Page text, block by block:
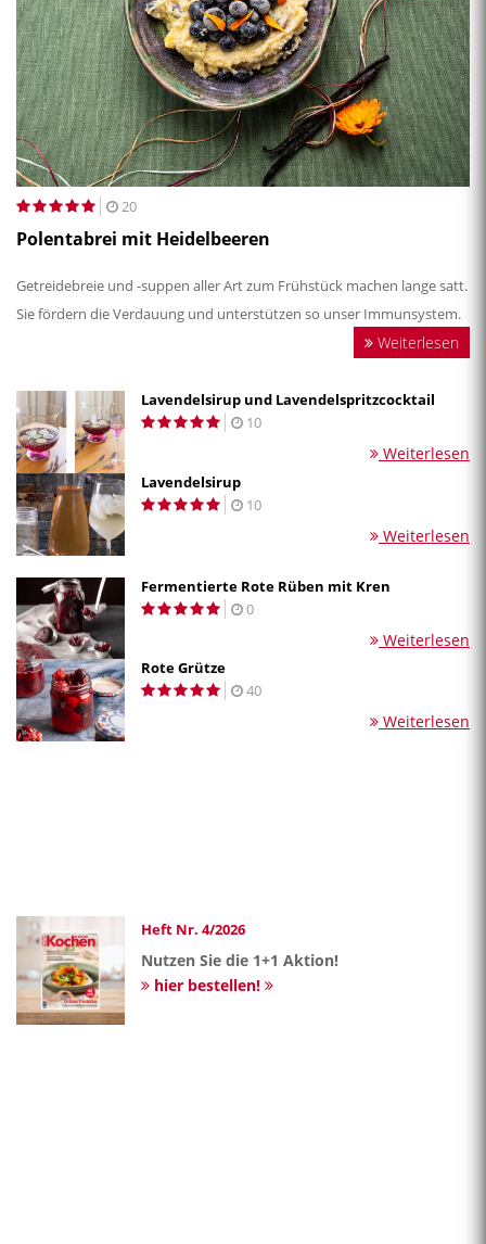
20
Polentabrei mit Heidelbeeren
Getreidebreie und -suppen aller Art zum Frühstück machen lange satt.
Sie fördern die Verdauung und unterstützen so unser Immunsystem.
Weiterlesen
Lavendelsirup und Lavendelspritzcocktail
10
Weiterlesen
Lavendelsirup
10
Weiterlesen
Fermentierte Rote Rüben mit Kren
0
Weiterlesen
Rote Grütze
40
Weiterlesen
Heft Nr. 4/2026
Nutzen Sie die 1+1 Aktion!
hier bestellen!